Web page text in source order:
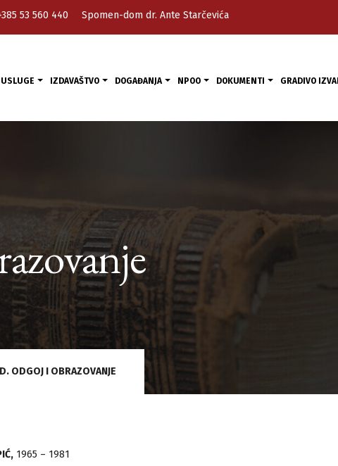
53 560 440 Spomen-dom dr. Ante Starčevića
USLUGE IZDAVAŠTVO DOGAĐANJA NPOO DOKUMENTI GRADIVO
D. ODGOJ I OBRAZOVANJE
1965 – 1981